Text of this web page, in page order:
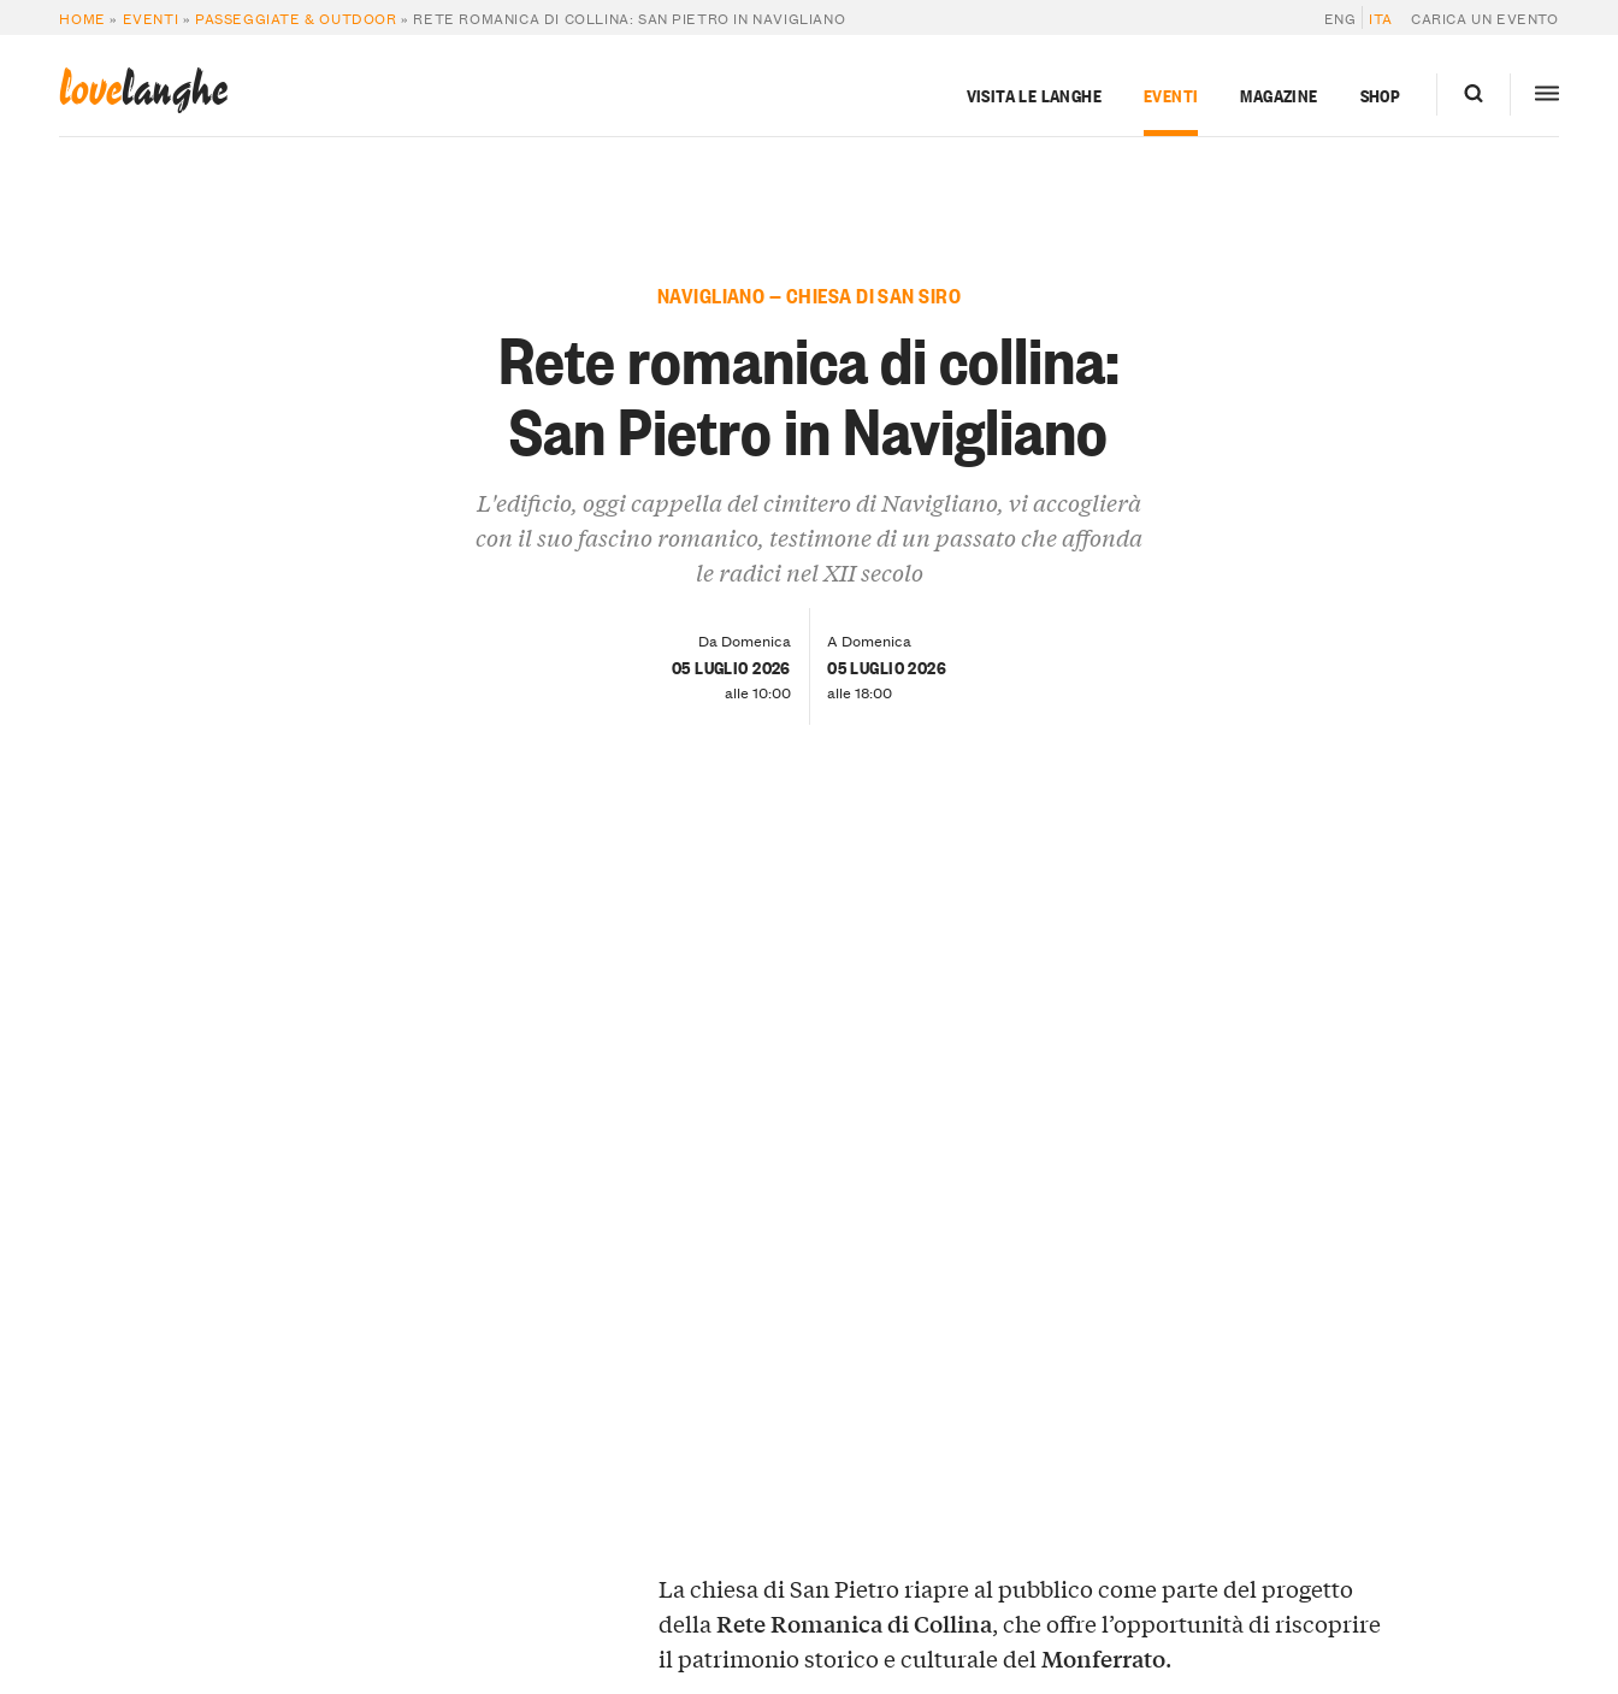
HOME » EVENTI » PASSEGGIATE & OUTDOOR » RETE ROMANICA DI COLLINA: SAN PIETRO IN NAVIGLIANO ENG ITA CARICA UN EVENTO
lovelanghe VISITA LE LANGHE EVENTI MAGAZINE SHOP
NAVIGLIANO — CHIESA DI SAN SIRO
Rete romanica di collina:
San Pietro in Navigliano
L'edificio, oggi cappella del cimitero di Navigliano, vi accoglierà
con il suo fascino romanico, testimone di un passato che affonda
le radici nel XII secolo
Da Domenica
05 LUGLIO 2026
alle 10:00
A Domenica
05 LUGLIO 2026
alle 18:00
La chiesa di San Pietro riapre al pubblico come parte del progetto
dellaRete Romanica di Collina, che offre l’opportunità di riscoprire
il patrimonio storico e culturale delMonferrato.